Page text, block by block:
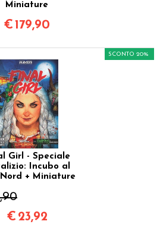
Miniature
€ 179,90
Girl - Speciale
Incubo al
Nord + Miniature
SCONTO 20%
€ 23,92